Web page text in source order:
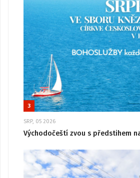
3
SRP, 05 2026
Východočeští zvou s předstihem